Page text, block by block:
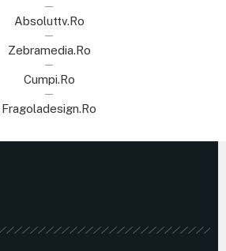
Absoluttv.ro
Zebramedia.ro
Cumpi.ro
Fragoladesign.ro